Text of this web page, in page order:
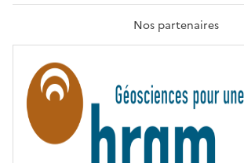
A
T
R
T
É
Nos partenaires